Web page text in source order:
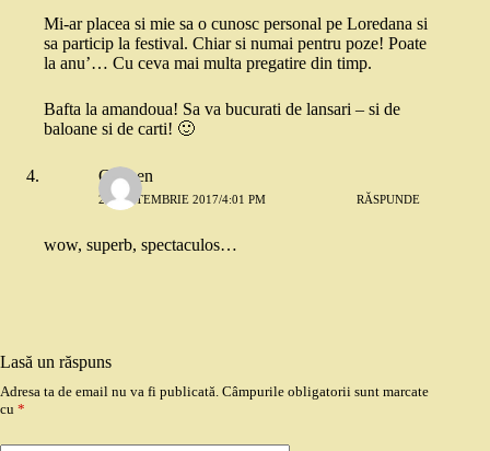
Mi-ar placea si mie sa o cunosc personal pe Loredana si
sa particip la festival. Chiar si numai pentru poze! Poate
la anu’… Cu ceva mai multa pregatire din timp.
Bafta la amandoua! Sa va bucurati de lansari – si de
baloane si de carti! 🙂
Carmen
22 SEPTEMBRIE 2017/4:01 PM RĂSPUNDE
wow, superb, spectaculos…
Lasă un răspuns
Adresa ta de email nu va fi publicată. Câmpurile obligatorii sunt marcate
cu *